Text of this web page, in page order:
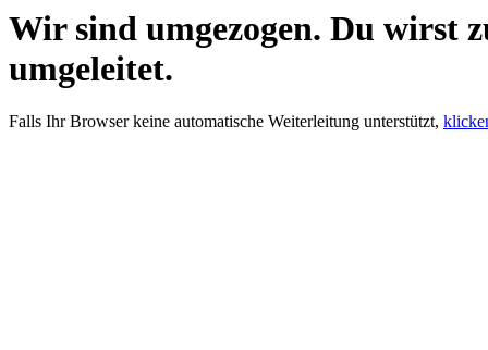
Wir sind umgezogen. Du wirst
umgeleitet.
Falls Ihr Browser keine automatische Weiterleitung unterstützt,